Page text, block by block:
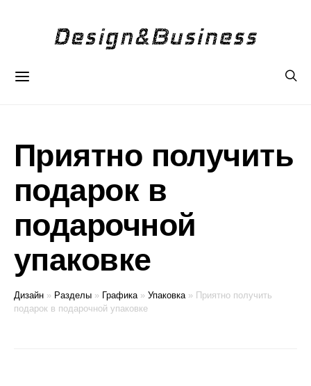
Приятно получить
подарок в
подарочной
упаковке
Дизайн » Разделы » Графика» Упаковка» Приятно получить
подарок в подарочной упаковке